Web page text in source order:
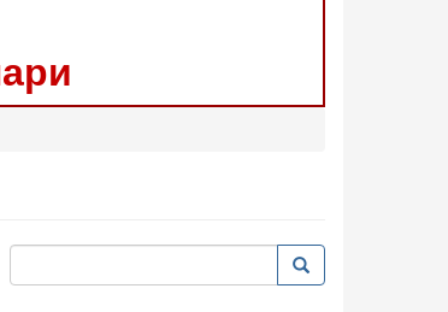
Search
Пребарување Пребарување